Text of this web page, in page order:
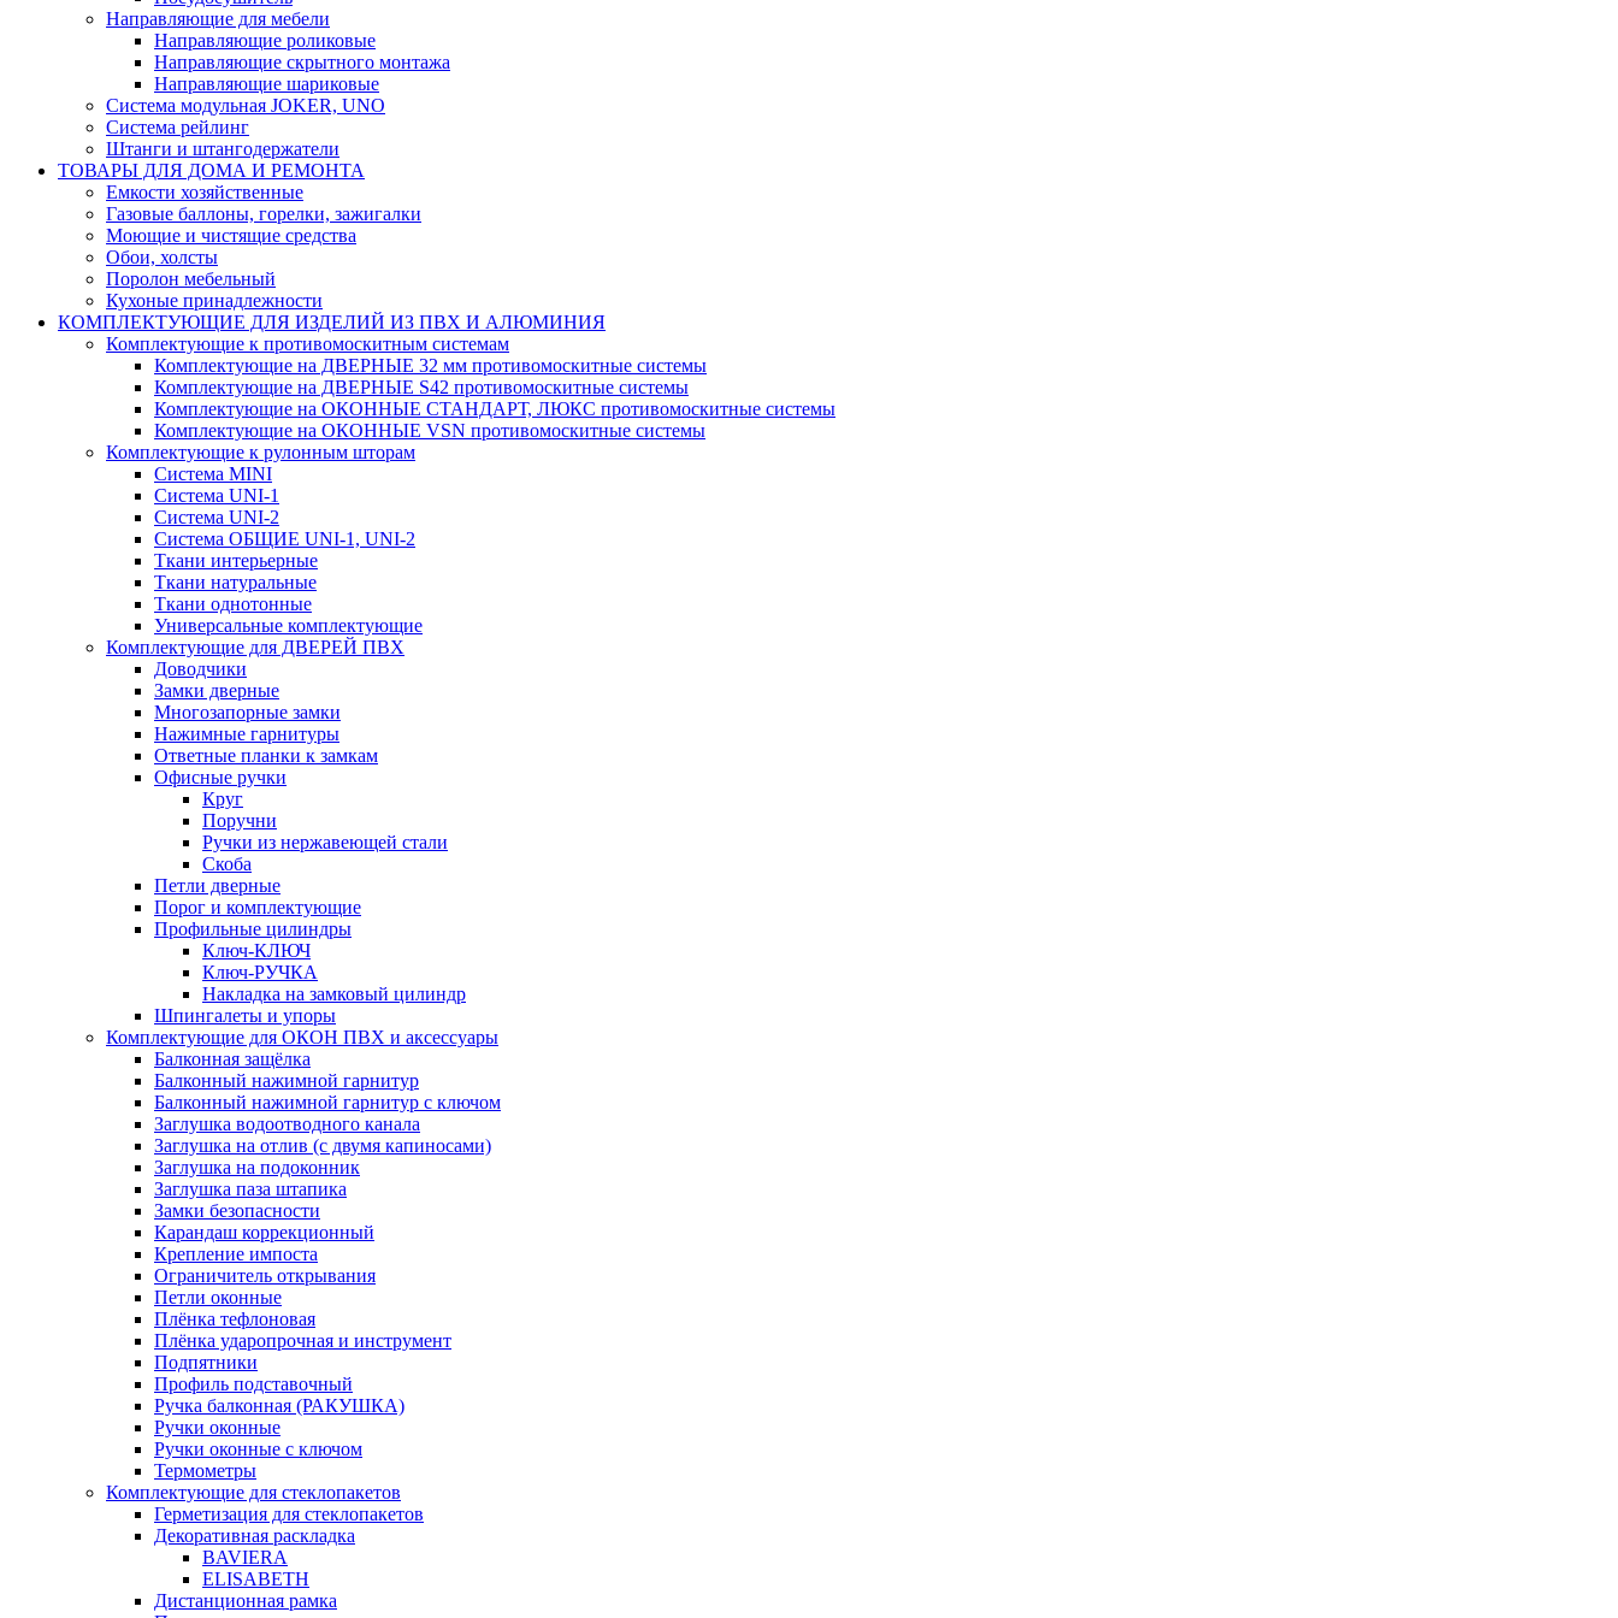
Направляющие для мебели
Направляющие роликовые
Направляющие скрытного монтажа
Направляющие шариковые
Система модульная JOKER, UNO
Система рейлинг
Штанги и штангодержатели
ТОВАРЫ ДЛЯ ДОМА И РЕМОНТА
Емкости хозяйственные
Газовые баллоны, горелки, зажигалки
Моющие и чистящие средства
Обои, холсты
Поролон мебельный
Кухоные принадлежности
КОМПЛЕКТУЮЩИЕ ДЛЯ ИЗДЕЛИЙ ИЗ ПВХ И АЛЮМИНИЯ
Комплектующие к противомоскитным системам
Комплектующие на ДВЕРНЫЕ 32 мм противомоскитные системы
Комплектующие на ДВЕРНЫЕ S42 противомоскитные системы
Комплектующие на ОКОННЫЕ СТАНДАРТ, ЛЮКС противомоскитные системы
Комплектующие на ОКОННЫЕ VSN противомоскитные системы
Комплектующие к рулонным шторам
Система MINI
Система UNI-1
Система UNI-2
Система ОБЩИЕ UNI-1, UNI-2
Ткани интерьерные
Ткани натуральные
Ткани однотонные
Универсальные комплектующие
Комплектующие для ДВЕРЕЙ ПВХ
Доводчики
Замки дверные
Многозапорные замки
Нажимные гарнитуры
Ответные планки к замкам
Офисные ручки
Круг
Поручни
Ручки из нержавеющей стали
Скоба
Петли дверные
Порог и комплектующие
Профильные цилиндры
Ключ-КЛЮЧ
Ключ-РУЧКА
Накладка на замковый цилиндр
Шпингалеты и упоры
Комплектующие для ОКОН ПВХ и аксессуары
Балконная защёлка
Балконный нажимной гарнитур
Балконный нажимной гарнитур с ключом
Заглушка водоотводного канала
Заглушка на отлив (с двумя капиносами)
Заглушка на подоконник
Заглушка паза штапика
Замки безопасности
Карандаш коррекционный
Крепление импоста
Ограничитель открывания
Петли оконные
Плёнка тефлоновая
Плёнка ударопрочная и инструмент
Подпятники
Профиль подставочный
Ручка балконная (РАКУШКА)
Ручки оконные
Ручки оконные с ключом
Термометры
Комплектующие для стеклопакетов
Герметизация для стеклопакетов
Декоративная раскладка
BAVIERA
ELISABETH
Дистанционная рамка